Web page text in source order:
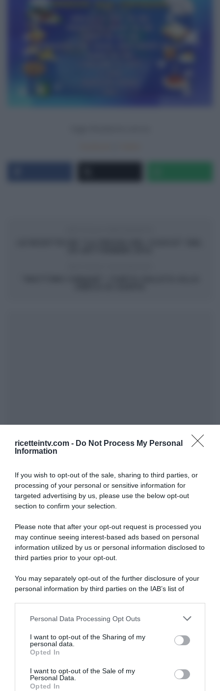
ricetteintv.com - Do Not Process My Personal
Information
If you wish to opt-out of the sale, sharing to third parties, or
processing of your personal or sensitive information for
targeted advertising by us, please use the below opt-out
section to confirm your selection.
Please note that after your opt-out request is processed you
may continue seeing interest-based ads based on personal
information utilized by us or personal information disclosed to
third parties prior to your opt-out.
You may separately opt-out of the further disclosure of your
personal information by third parties on the IAB’s list of
This information may also be disclosed by us to third parties
disclose it to other third parties.
Please note that this website/app uses one or more Google
services and may gather and store information including but
not limited to your visit or usage behaviour. You may click to
grant or deny consent to Google and its third-party tags to
Personal Data Processing Opt Outs
I want to opt-out of the Sharing of my
personal data.
Opted In
I want to opt-out of the Sale of my
Personal Data.
Opted In
ARTICOLI RECENTI
“A tavola con Csaba”: chelsea buns
Giusina Battaglia